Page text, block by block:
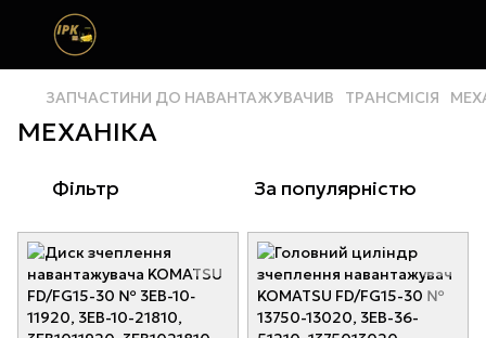
ЗАПЧАСТИНИ ДО НАВАНТАЖУВАЧИВ ТРАНСМІСІЯ
МЕХАНІКА
Фільтр За популярністю